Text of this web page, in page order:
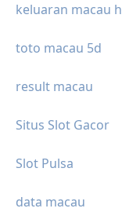
keluaran macau
toto macau 5d
result macau
Situs Slot Gacor
Slot Pulsa
data macau